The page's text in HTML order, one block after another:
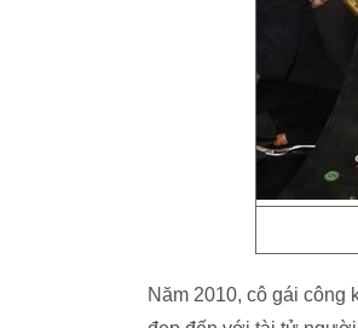
Năm 2010, cô gái công